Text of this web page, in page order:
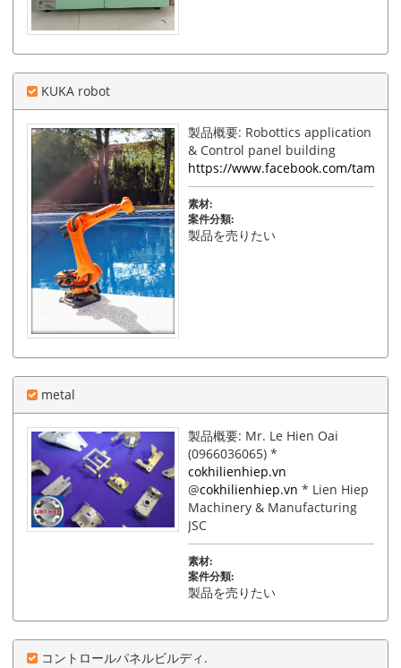
KUKA robot
製品概要: Robottics application
& Control panel building
https://www.facebook.com/
素材:
案件分類:
製品を売りたい
metal
製品概要: Mr. Le Hien Oai
(0966036065) *
cokhilienhiep.vn
@cokhilienhiep.vn * Lien Hiep
Machinery & Manufacturing
JSC
素材:
案件分類:
製品を売りたい
コントロールパネルビルディ.